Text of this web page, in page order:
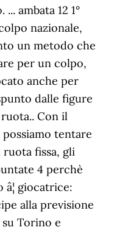
ambata 12 1°
nazionale,
un metodo che
per un colpo,
anche per
dalle figure
Con il
tentare
fissa, gli
4 perchè
giocatrice:
alla previsione
Torino e